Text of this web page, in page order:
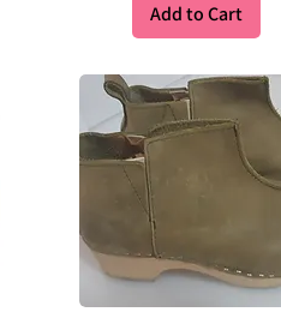
Add to Cart